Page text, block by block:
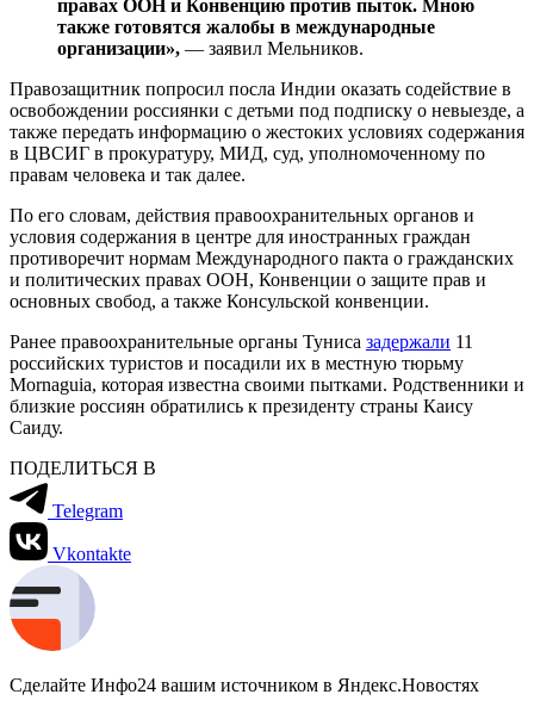
правах ООН и Конвенцию против пыток. Мною
также готовятся жалобы в международные
организации», — заявил Мельников.
Правозащитник попросил посла Индии оказать содействие в
освобождении россиянки с детьми под подписку о невыезде, а
также передать информацию о жестоких условиях содержания
в ЦВСИГ в прокуратуру, МИД, суд, уполномоченному по
правам человека и так далее.
По его словам, действия правоохранительных органов и
условия содержания в центре для иностранных граждан
противоречит нормам Международного пакта о гражданских
и политических правах ООН, Конвенции о защите прав и
основных свобод, а также Консульской конвенции.
Ранее правоохранительные органы Туниса задержали 11
российских туристов и посадили их в местную тюрьму
Mornaguia, которая известна своими пытками. Родственники и
близкие россиян обратились к президенту страны Каису
Саиду.
ПОДЕЛИТЬСЯ В
Telegram
Vkontakte
Сделайте Инфо24 вашим источником в Яндекс.Новостях